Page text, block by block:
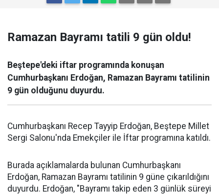
Ramazan Bayramı tatili 9 gün oldu!
Beştepe'deki iftar programında konuşan
Cumhurbaşkanı Erdoğan, Ramazan Bayramı tatilinin
9 gün olduğunu duyurdu.
Cumhurbaşkanı Recep Tayyip Erdoğan, Beştepe Millet
Sergi Salonu'nda Emekçiler ile İftar programına katıldı.
Burada açıklamalarda bulunan Cumhurbaşkanı
Erdoğan, Ramazan Bayramı tatilinin 9 güne çıkarıldığını
duyurdu. Erdoğan, "Bayramı takip eden 3 günlük süreyi